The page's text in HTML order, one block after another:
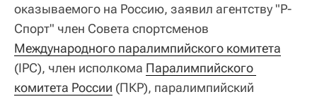
оказываемого на Россию, заявил агентству "Р-
Спорт" член Совета спортсменов
Международного паралимпийского комитета
(IPC), член исполкома Паралимпийского
комитета России (ПКР), паралимпийский